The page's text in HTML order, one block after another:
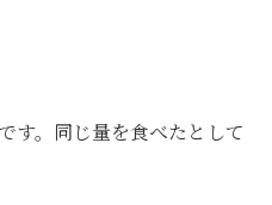
す。同じ量を食べたとして